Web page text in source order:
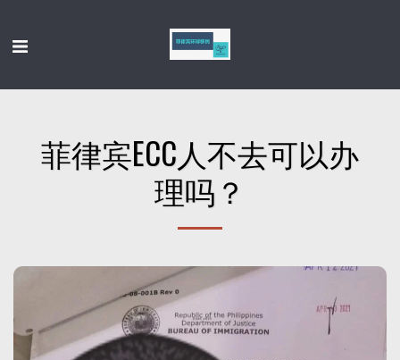
菲律宾ECC人不去可以办
理吗？